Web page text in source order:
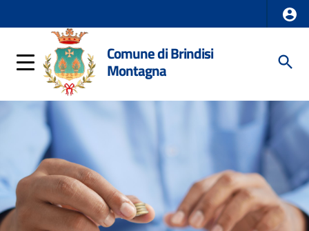
Comune di Brindisi
Montagna